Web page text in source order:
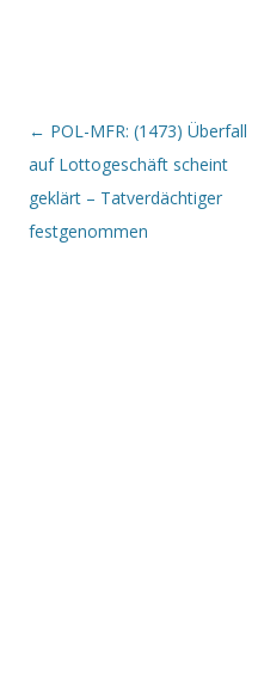
Beitrags-Navigation
← POL-MFR: (1473) Überfall
auf Lottogeschäft scheint
geklärt – Tatverdächtiger
festgenommen